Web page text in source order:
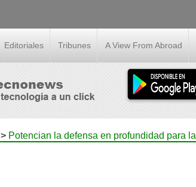
Editoriales Tribunes A View From Abroad
> Potencian la defensa en profundidad para